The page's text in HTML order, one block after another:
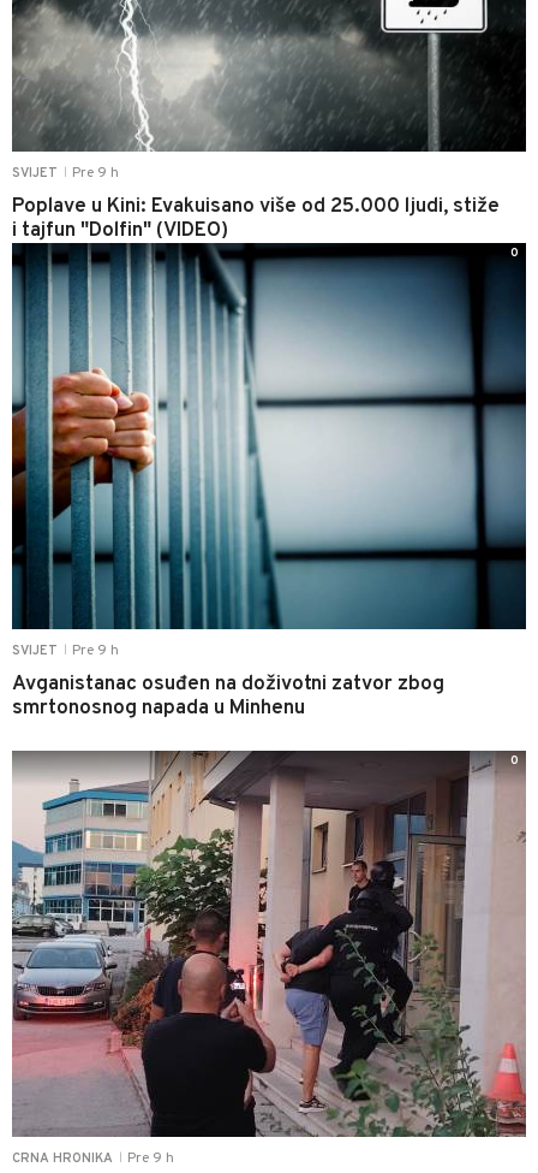
SVIJET Pre 9 h
Poplave u Kini: Evakuisano više od 25.000 ljudi, stiže
i tajfun "Dolfin" (VIDEO)
SVIJET Pre 9 h
Avganistanac osuđen na doživotni zatvor zbog
smrtonosnog napada u Minhenu
0
CRNA HRONIKA Pre 9 h
0